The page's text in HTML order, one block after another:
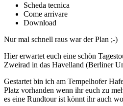
Scheda tecnica
Come arrivare
Download
Nur mal schnell raus war der Plan ;-)
Hier erwartet euch eine schön
Zweirad in das Havelland (Berliner
Gestartet bin ich am Tempelhofer
Platz vorhanden wenn ihr euch zu
es eine Rundtour ist könnt ihr auch